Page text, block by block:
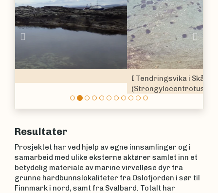
I Tendringsvika i Skånland har drøbakkråkebollen
(Strongylocentrotus droebachiensis) renspist
sublittoralen for makroalger.
Resultater
Prosjektet har ved hjelp av egne innsamlinger og i
samarbeid med ulike eksterne aktører samlet inn et
betydelig materiale av marine virvelløse dyr fra
grunne hardbunnslokaliteter fra Oslofjorden i sør til
Finnmark i nord, samt fra Svalbard. Totalt har